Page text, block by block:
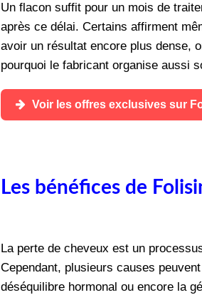
Un flacon suffit pour un mois de
après ce délai. Certains affirment
avoir un résultat encore plus dense,
pourquoi le fabricant organise aussi
Voir les offres exclusives sur
Les bénéfices de
La perte de cheveux est un
Cependant, plusieurs causes
déséquilibre hormonal ou encore la